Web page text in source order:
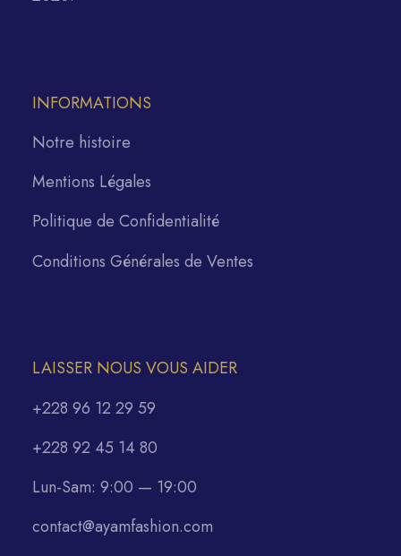
INFORMATIONS
Notre histoire
Mentions Légales
Politique de Confidentialité
Conditions Générales de Ventes
LAISSER NOUS VOUS AIDER
+228 96 12 29 59
+228 92 45 14 80
Lun-Sam: 9:00 — 19:00
contact@ayamfashion.com